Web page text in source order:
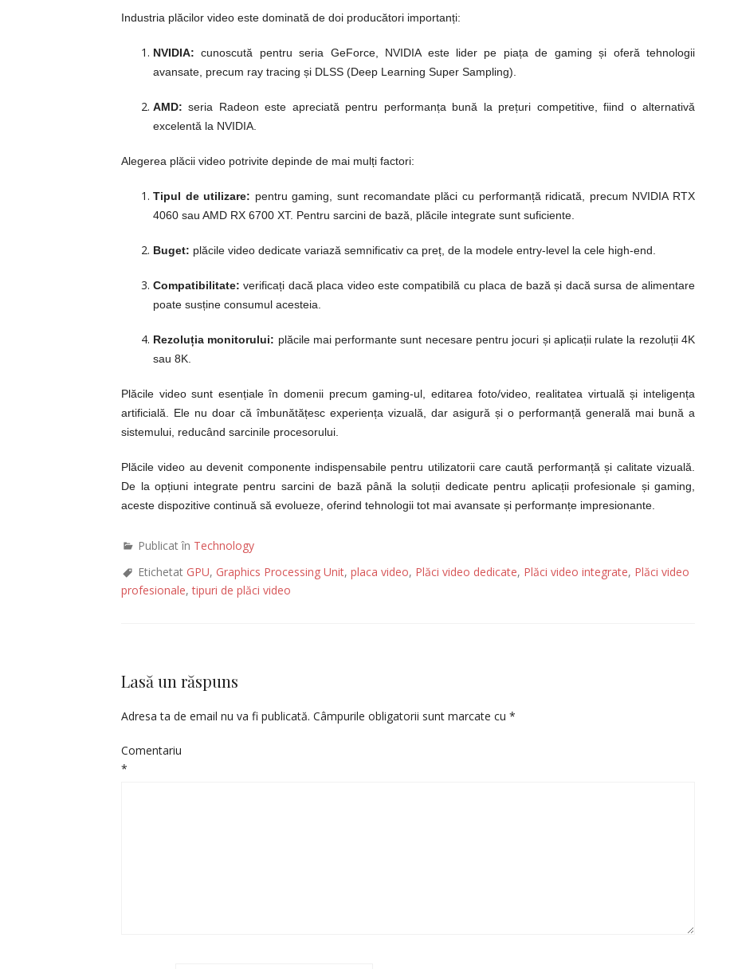
Industria plăcilor video este dominată de doi producători importanți:
NVIDIA: cunoscută pentru seria GeForce, NVIDIA este lider pe piața de gaming și oferă tehnologii
avansate, precum ray tracing și DLSS (Deep Learning Super Sampling).
AMD: seria Radeon este apreciată pentru performanța bună la prețuri competitive, fiind o alternativă
excelentă la NVIDIA.
Alegerea plăcii video potrivite depinde de mai mulți factori:
Tipul de utilizare: pentru gaming, sunt recomandate plăci cu performanță ridicată, precum NVIDIA RTX
4060 sau AMD RX 6700 XT. Pentru sarcini de bază, plăcile integrate sunt suficiente.
Buget: plăcile video dedicate variază semnificativ ca preț, de la modele entry-level la cele high-end.
Compatibilitate: verificați dacă placa video este compatibilă cu placa de bază și dacă sursa de alimentare
poate susține consumul acesteia.
Rezoluția monitorului: plăcile mai performante sunt necesare pentru jocuri și aplicații rulate la rezoluții 4K
sau 8K.
Plăcile video sunt esențiale în domenii precum gaming-ul, editarea foto/video, realitatea virtuală și inteligența
artificială. Ele nu doar că îmbunătățesc experiența vizuală, dar asigură și o performanță generală mai bună a
sistemului, reducând sarcinile procesorului.
Plăcile video au devenit componente indispensabile pentru utilizatorii care caută performanță și calitate vizuală.
De la opțiuni integrate pentru sarcini de bază până la soluții dedicate pentru aplicații profesionale și gaming,
aceste dispozitive continuă să evolueze, oferind tehnologii tot mai avansate și performanțe impresionante.
Publicat în Technology
Etichetat GPU, Graphics Processing Unit, placa video, Plăci video dedicate, Plăci video integrate, Plăci video
profesionale,tipuri de plăci video
Lasă un răspuns
Adresa ta de email nu va fi publicată. Câmpurile obligatorii sunt marcate cu *
Comentariu
*